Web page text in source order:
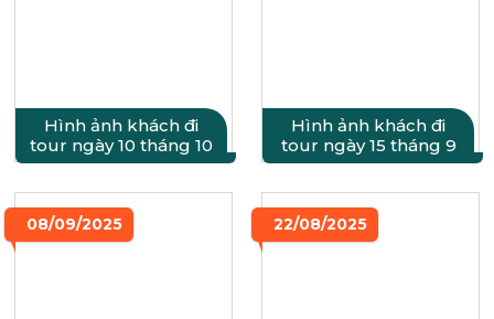
Hình ảnh khách đi
tour ngày 10 tháng 10
Hình ảnh khách đi
tour ngày 15 tháng 9
08/09/2025 22/08/2025